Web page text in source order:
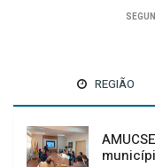
REGIÃO